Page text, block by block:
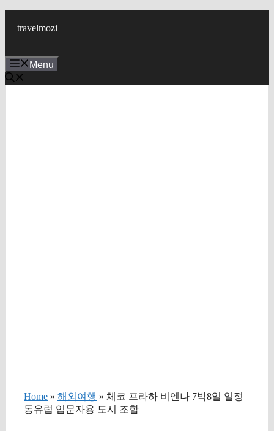
travelmozi
Menu
Home » 해외여행 » 체코 프라하 비엔나 7박8일 일정
동유럽 입문자용 도시 조합